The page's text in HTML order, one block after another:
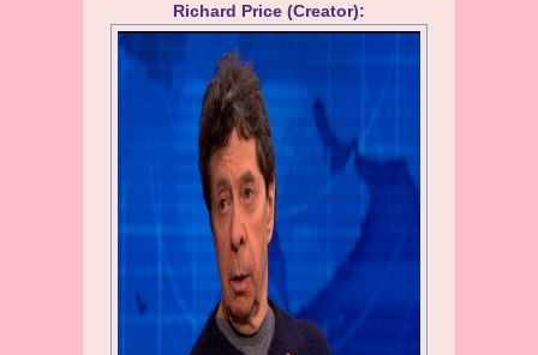
Richard Price (Creator):